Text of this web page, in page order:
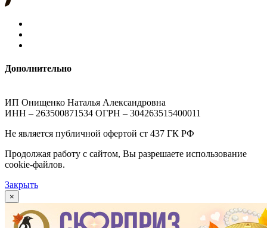
Дополнительно
ИП Онищенко Наталья Александровна
ИНН – 263500871534 ОГРН – 304263515400011
Не является публичной офертой ст 437 ГК РФ
Продолжая работу с сайтом, Вы разрешаете использование
cookie-файлов.
Закрыть
×